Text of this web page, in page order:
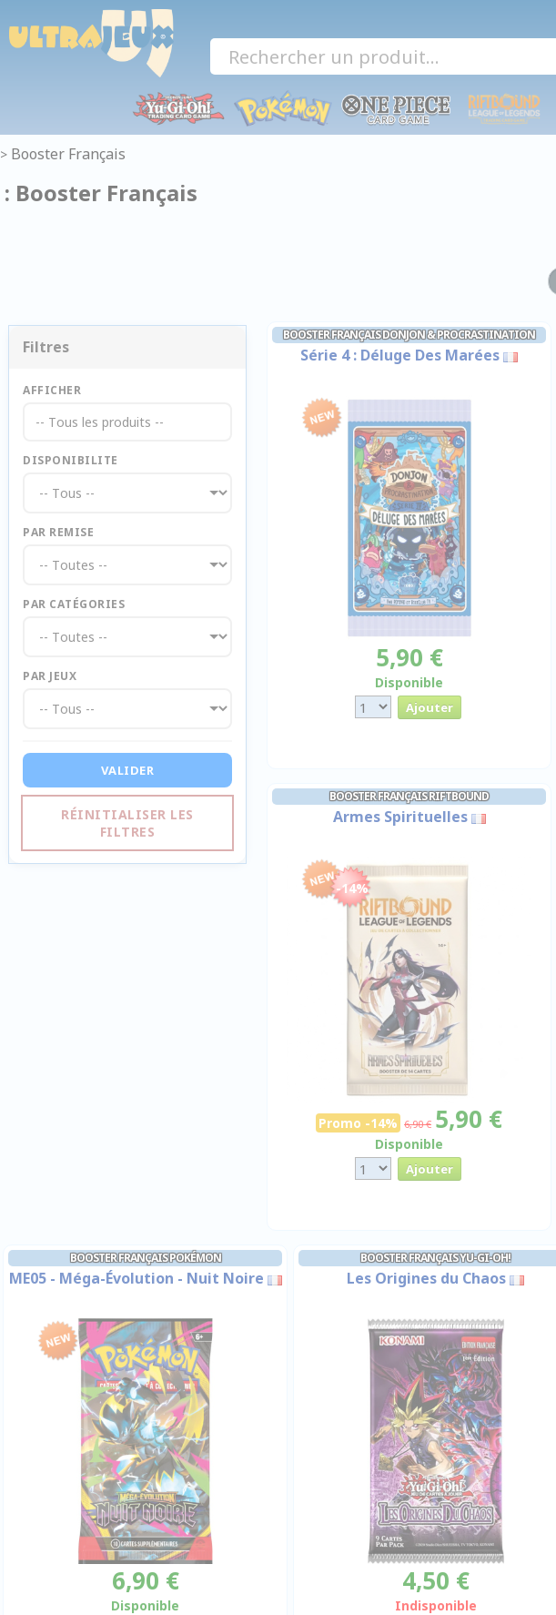
> Booster Français
: Booster Français
Filtres
AFFICHER
-- Tous les produits --
DISPONIBILITE
PAR REMISE
PAR CATÉGORIES
PAR JEUX
VALIDER
RÉINITIALISER LES
FILTRES
BOOSTER FRANÇAIS DONJON & PROCRASTINATION
Série 4 : Déluge Des Marées
5,90 €
Disponible
BOOSTER FRANÇAIS RIFTBOUND
Armes Spirituelles
-14%
Promo -14% 6,90 € 5,90 €
Disponible
BOOSTER FRANÇAIS POKÉMON
ME05 - Méga-Évolution - Nuit Noire
6,90 €
Disponible
BOOSTER FRANÇAIS YU-GI-OH!
Les Origines du Chaos
4,50 €
Indisponible
Panneau de gestion des cookies